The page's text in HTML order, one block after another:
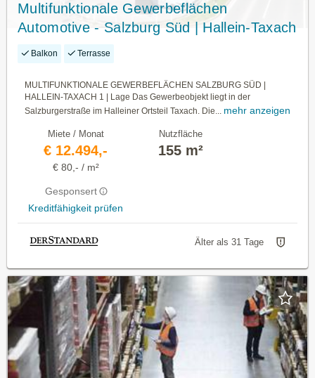
Multifunktionale Gewerbeflächen
Automotive - Salzburg Süd | Hallein-Taxach
Balkon Terrasse
MULTIFUNKTIONALE GEWERBEFLÄCHEN SALZBURG SÜD |
HALLEIN-TAXACH 1 | Lage Das Gewerbeobjekt liegt in der
Salzburgerstraße im Halleiner Ortsteil Taxach. Die... mehr anzeigen
Miete / Monat
€ 12.494,-
€ 80,- / m²
Gesponsert
Kreditfähigkeit prüfen
Nutzfläche
155 m²
Älter als 31 Tage